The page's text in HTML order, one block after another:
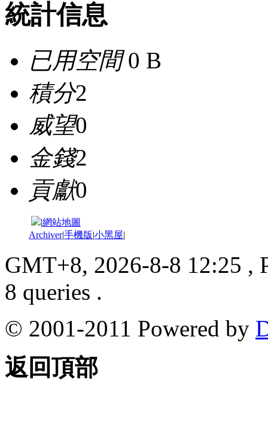
統計信息
已用空間0 B
積分2
威望0
金錢2
貢獻0
|網站地圖
Archiver|手機版|小黑屋|
GMT+8, 2026-8-8 12:25 ,
8 queries .
© 2001-2011 Powered by
返回頂部